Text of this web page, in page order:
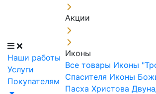
Наши работы
Услуги
Покупателям
Акции
Иконы
Все товары Иконы
Спасителя Иконы
Пасха Христова